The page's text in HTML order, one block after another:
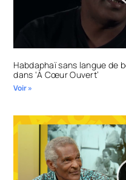
Habdaphaï sans langue de
dans ‘À Cœur Ouvert’
Voir »